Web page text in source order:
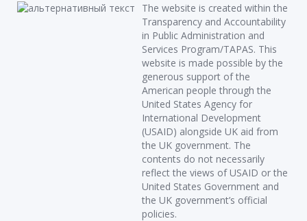
The website is created within the
Transparency and Accountability
in Public Administration and
Services Program/TAPAS. This
website is made possible by the
generous support of the
American people through the
United States Agency for
International Development
(USAID) alongside UK aid from
the UK government. The
contents do not necessarily
reflect the views of USAID or the
United States Government and
the UK government’s official
policies.